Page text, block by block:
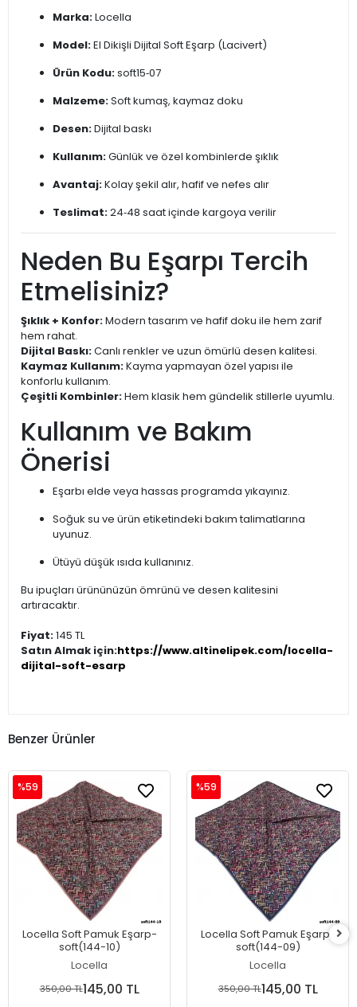
Marka:Locella
Model:El Dikişli Dijital Soft Eşarp (Lacivert)
Ürün Kodu:soft15‑07
Malzeme:Soft kumaş, kaymaz doku
Desen:Dijital baskı
Kullanım:Günlük ve özel kombinlerde şıklık
Avantaj:Kolay şekil alır, hafif ve nefes alır
Teslimat:24‑48 saat içinde kargoya verilir
Neden Bu Eşarpı Tercih
Etmelisiniz?
Şıklık + Konfor:Modern tasarım ve hafif doku ile hem zarif
hem rahat.
Dijital Baskı:Canlı renkler ve uzun ömürlü desen kalitesi.
Kaymaz Kullanım:Kayma yapmayan özel yapısı ile
konforlu kullanım.
Çeşitli Kombinler:Hem klasik hem gündelik stillerle uyumlu.
Kullanım ve Bakım
Önerisi
Eşarbı elde veya hassas programda yıkayınız.
Soğuk su ve ürün etiketindeki bakım talimatlarına
uyunuz.
Ütüyü düşük ısıda kullanınız.
Bu ipuçları ürününüzün ömrünü ve desen kalitesini
artıracaktır.
Fiyat:145 TL
Satın Almak için:https://www.altinelipek.com/locella-
dijital-soft-esarp
Benzer Ürünler
Locella Soft Pamuk Eşarp-
soft(144-10)
Locella
%59
350,00 TL145,00 TL
Locella Soft Pamuk Eşarp-
soft(144-09)
Locella
%59
350,00 TL145,00 TL